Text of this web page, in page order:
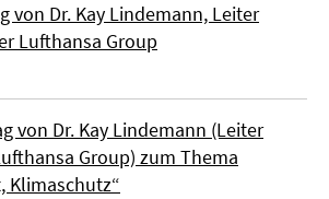
von Dr. Kay Lindemann, Leiter
Lufthansa Group
von Dr. Kay Lindemann (Leiter
Group) zum Thema
Klimaschutz“